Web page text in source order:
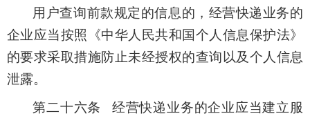
用户查询前款规定的信息的，经营快递业务的
企业应当按照《中华人民共和国个人信息保护法》
的要求采取措施防止未经授权的查询以及个人信息
泄露。
第二十六条 经营快递业务的企业应当建立服